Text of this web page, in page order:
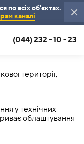
по всіх об'єктах.
каналі
(044) 232 - 10 - 23
території,
у технічних
облаштування